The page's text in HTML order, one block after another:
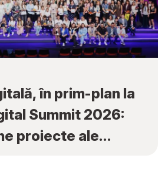
în prim-plan la
Summit 2026:
proiecte ale